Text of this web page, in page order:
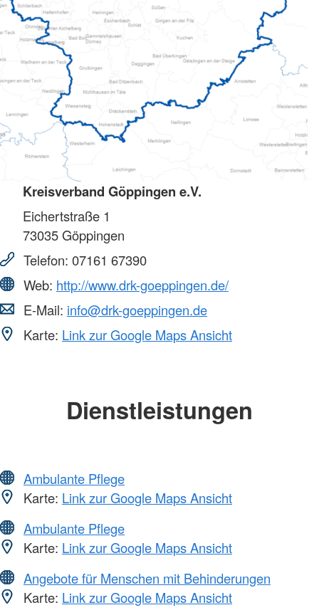
Kreisverband Göppingen e.V.
Eichertstraße 1
73035Göppingen
Telefon: 07161 67390
Web: http://www.drk-goeppingen.de/
E-Mail: info@drk-goeppingen.de
Karte: Link zur Google Maps Ansicht
Dienstleistungen
Ambulante Pflege
Karte: Link zur Google Maps Ansicht
Ambulante Pflege
Karte: Link zur Google Maps Ansicht
Angebote für Menschen mit Behinderungen
Karte: Link zur Google Maps Ansicht